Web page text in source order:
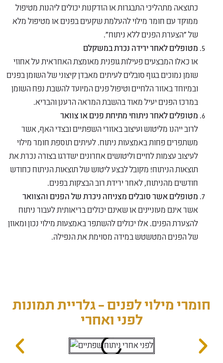
כתוצאה מתהליכי התבגרות או הזדקנות יכולים ליהנות מטיפול
ממוקד עם חומר מילוי להעלמת שקעים בפנים או מטיפול מלא
של "הצערת הפנים ללא ניתוח".
מטופלים לאחר ירידה נכרת במשקלם
או כאלו המבצעים פעילות גופנית מאומצת האחראית על אחוזי
שומן נמוכים בגוף סובלים לעיתים מאבדן קיצוני של השומן בפנים
ובמיוחד באזור הלחיים וטיפול פנים המיועד להשבת נפח השומן
במרכז הפנים יעיל מאוד בהשבת המראה הרענן והבריא.
מטופלים לאחר ניתוחי מתיחת פנים או צוואר
לרוב ייהנו מליטוש ועיצוב באזורי השפתיים ובצדי האף, אשר
משתפרים פחות באמצעות ניתוח. לעיתים תוספת חומר מילוי
לעיצוב עצמות לחיים וליטושים אחרונים ישדרגו בצורה נכרת את
תוצאות הניתוח! מקובל לבצע ליטוש של תוצאות הניתוח כחודש
חודשים מהניתוח, לאחר ירידת רוב הבצקות בפנים.
מטופלים אשר סובלים מצניחה ניכרת של הפנים והצוואר
אשר אינם מעוניינים או שאינם יכולים בריאותית לעבור ניתוח
להצערת הפנים. אלו יכולים להשתפר באמצעות מילוי נכון ומאוזן
של הפנים המטשטש במידה מסוימת את הנפילה.
חומרי מילוי לפנים – גלריית תמונות
לפני ואחרי